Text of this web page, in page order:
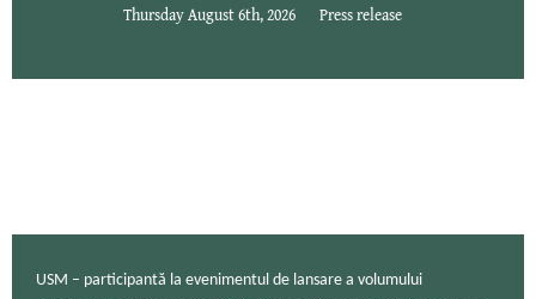
Thursday August 6th, 2026 Press release
USM – participantă la evenimentul de lansare a volumului